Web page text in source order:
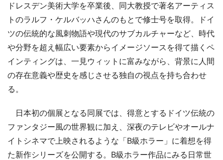
ドレスデン美術大学を卒業後、同大教授で著名アーティス
トのラルフ・ケルバッハさんのもとで修士号を取得。ドイ
ツの伝統的な風刺物語や現代のサブカルチャーなど、時代
や分野を超え幅広い要素からイメージソースを得て描くペ
インティングは、一見ウィットに富みながら、背景に人間
の存在意義や歴史を感じさせる独自の視点を持ち合わせ
る。
日本初の個展となる同展では、得意とするドイツ伝統の
ファンタジー風の世界観に加え、深夜のテレビやオールナ
イトシネマで上映されるような「B級ホラー」に着想を得
た新作シリーズを公開する。B級ホラー作品にみる日常世